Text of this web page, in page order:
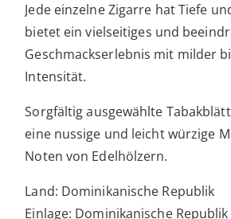
Jede einzelne Zigarre hat Tiefe
bietet ein vielseitiges und
Geschmackserlebnis mit milder
Intensität.
Sorgfältig ausgewählte
eine nussige und leicht würzige
Noten von Edelhölzern.
Land: Dominikanische Republik
Einlage: Dominikanische Republik